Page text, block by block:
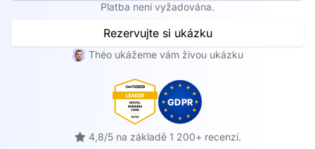
Platba není vyžadována.
Rezervujte si ukázku
Théo ukážeme vám živou ukázku
4,8/5 na základě 1 200+ recenzí.